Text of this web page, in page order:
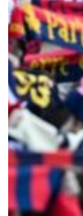
Summer Sale
Mare
Accessori
Party
Outlet
Helan x Genoa
Isolani x Genoa
Gift Card Online